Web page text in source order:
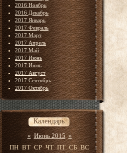
2016 Ноябрь
2016 Декабрь
2017 Январь
2017 Февраль
2017 Март
2017 Апрель
2017 Май
2017 Июнь
2017 Июль
2017 Август
2017 Сентябрь
2017 Октябрь
Календарь
« Июнь 2015 »
ПН ВТ СР ЧТ ПТ СБ ВС